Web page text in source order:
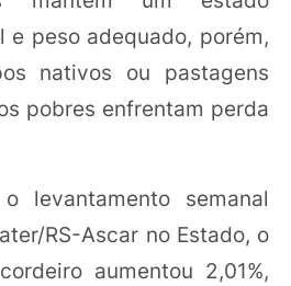
e peso adequado, porém,
nativos ou pastagens
pobres enfrentam perda
levantamento semanal
RS-Ascar no Estado, o
aumentou 2,01%,